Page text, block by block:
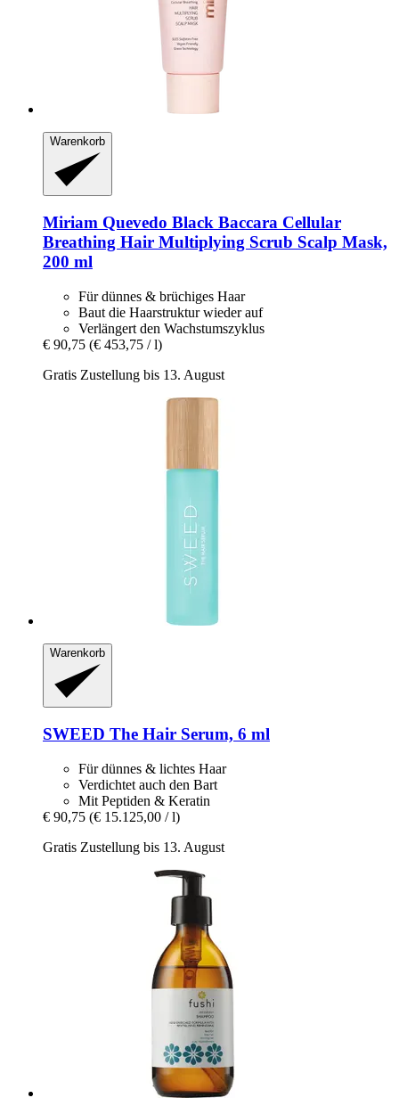
Warenkorb
Miriam Quevedo Black Baccara Cellular
Breathing Hair Multiplying Scrub Scalp Mask,
200 ml
Für dünnes & brüchiges Haar
Baut die Haarstruktur wieder auf
Verlängert den Wachstumszyklus
€ 90,75 (€ 453,75 / l)
Gratis Zustellung bis 13. August
Warenkorb
SWEED The Hair Serum, 6 ml
Für dünnes & lichtes Haar
Verdichtet auch den Bart
Mit Peptiden & Keratin
€ 90,75 (€ 15.125,00 / l)
Gratis Zustellung bis 13. August